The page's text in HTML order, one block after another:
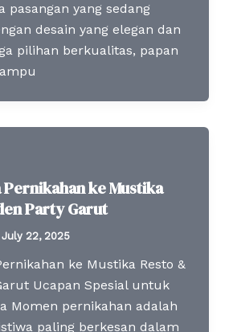
pasangan yang sedang
desain yang elegan dan
pilihan berkualitas, papan
Pernikahan ke Mustika
Party Garut
July 22, 2025
ke Mustika Resto &
Ucapan Spesial untuk
Momen pernikahan adalah
paling berkesan dalam